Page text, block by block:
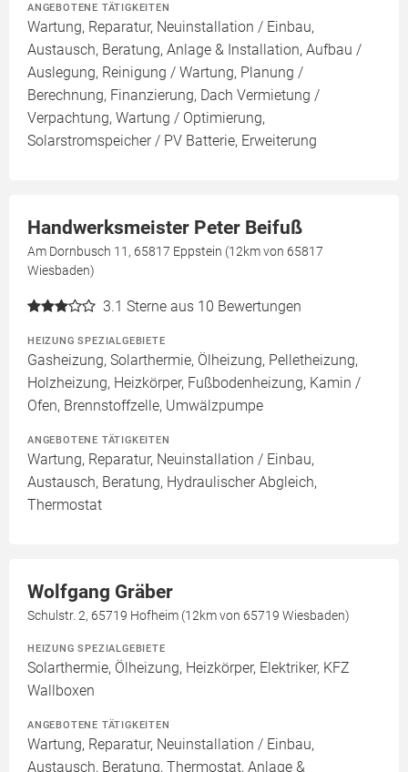
ANGEBOTENE TÄTIGKEITEN
Wartung, Reparatur, Neuinstallation / Einbau,
Austausch, Beratung, Anlage & Installation, Aufbau /
Auslegung, Reinigung / Wartung, Planung /
Berechnung, Finanzierung, Dach Vermietung /
Verpachtung, Wartung / Optimierung,
Solarstromspeicher / PV Batterie, Erweiterung
Handwerksmeister Peter Beifuß
Am Dornbusch 11, 65817 Eppstein (12km von 65817
Wiesbaden)
3.1 Sterne aus 10 Bewertungen
HEIZUNG SPEZIALGEBIETE
Gasheizung, Solarthermie, Ölheizung, Pelletheizung,
Holzheizung, Heizkörper, Fußbodenheizung, Kamin /
Ofen, Brennstoffzelle, Umwälzpumpe
ANGEBOTENE TÄTIGKEITEN
Wartung, Reparatur, Neuinstallation / Einbau,
Austausch, Beratung, Hydraulischer Abgleich,
Thermostat
Wolfgang Gräber
Schulstr. 2, 65719 Hofheim (12km von 65719 Wiesbaden)
HEIZUNG SPEZIALGEBIETE
Solarthermie, Ölheizung, Heizkörper, Elektriker, KFZ
Wallboxen
ANGEBOTENE TÄTIGKEITEN
Wartung, Reparatur, Neuinstallation / Einbau,
Austausch, Beratung, Thermostat, Anlage &